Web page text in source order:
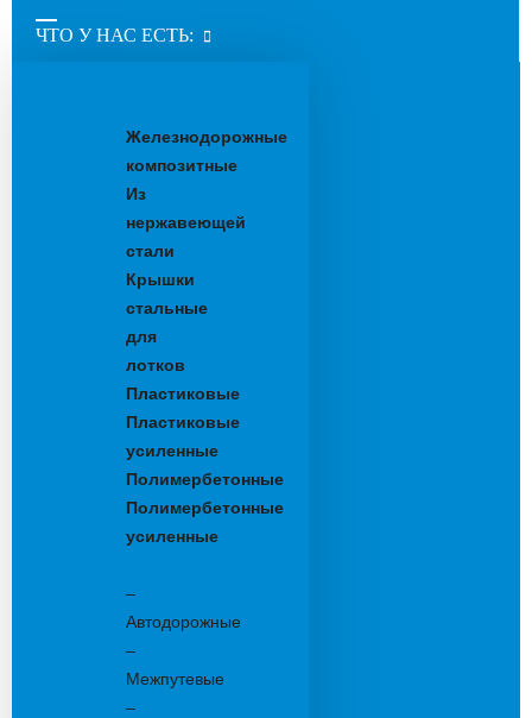
ЧТО У НАС ЕСТЬ:
Железнодорожные
композитные
Из
нержавеющей
стали
Крышки
стальные
для
лотков
Пластиковые
Пластиковые
усиленные
Полимербетонные
Полимербетонные
усиленные
–
Автодорожные
–
Межпутевые
–